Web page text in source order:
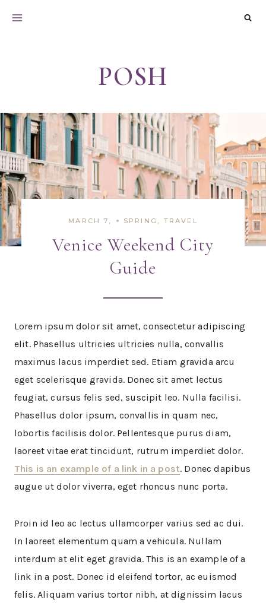
POSH
MARCH 7, SPRING , TRAVEL
Venice Weekend City
Guide
Lorem ipsum dolor sit amet, consectetur adipiscing
elit. Phasellus ultricies ultricies nulla, convallis
maximus lacus imperdiet sed. Etiam gravida arcu
eget scelerisque gravida. Donec sit amet lectus
feugiat, cursus felis sed, suscipit leo. Nulla facilisi.
Phasellus dolor ipsum, convallis in quam nec,
lobortis facilisis dolor. Pellentesque purus diam,
laoreet vitae erat tincidunt, rutrum imperdiet dolor.
This is an example of a link in a post. Donec dapibus
augue ut dolor viverra, eget rhoncus nunc porta.
Proin id leo ac lectus ullamcorper varius sed ac dui.
In laoreet elementum quam a vehicula. Nullam
interdum at elit eget gravida. This is an example of a
link in a post. Donec id eleifend tortor, ac euismod
felis. Aliquam varius tortor nibh, at dignissim lacus